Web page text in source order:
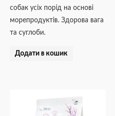
собак усіх порід на основі
морепродуктів. Здорова вага
та суглоби.
Додати в кошик